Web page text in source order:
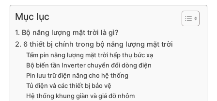
Mục lục
1. Bộ năng lượng mặt trời là gì?
2. 6 thiết bị chính trong bộ năng lượng mặt trời
Tấm pin năng lượng mặt trời hấp thụ bức xạ
Bộ biến tần Inverter chuyển đổi dòng điện
Pin lưu trữ điện năng cho hệ thống
Tủ điện và các thiết bị bảo vệ
Hệ thống khung giàn và giá đỡ nhôm